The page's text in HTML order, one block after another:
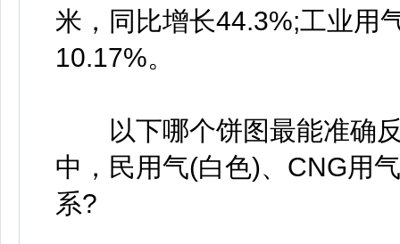
米，同比增长44.3%;工业用
10.17%。
以下哪个饼图最能准确
中，民用气(白色)、CNG用
系?